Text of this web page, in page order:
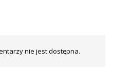
nie jest dostępna.